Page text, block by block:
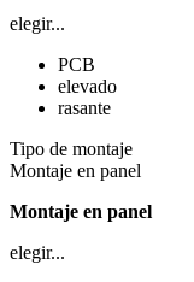
elegir...
PCB
elevado
rasante
Tipo de montaje
Montaje en panel
Montaje en panel
elegir...